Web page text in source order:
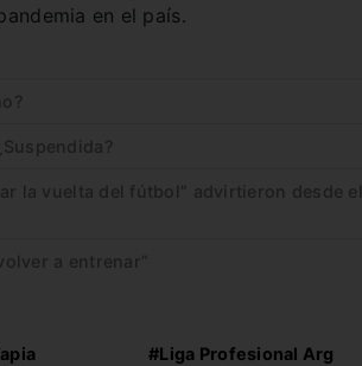
en el país.
la vuelta del fútbol” advirtieron desde el
a entrenar”
#Liga Profesional Arg